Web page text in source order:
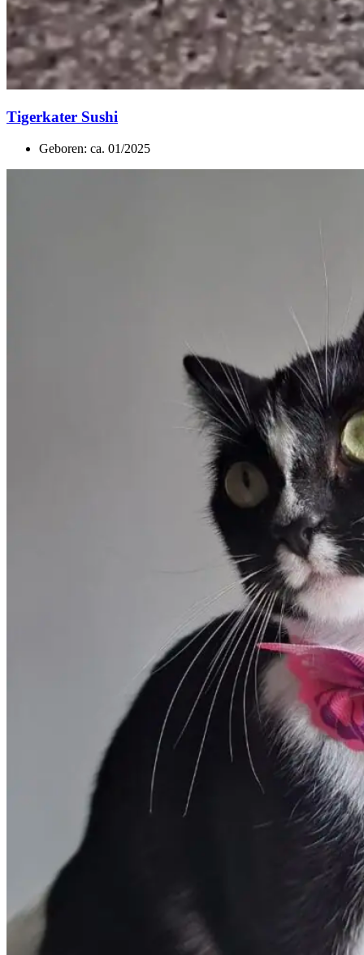
Tigerkater Sushi
Geboren: ca. 01/2025